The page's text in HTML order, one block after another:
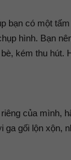
bạn có một
hình. Bạn
kém thu hút.
của mình,
gối lộn xộn,